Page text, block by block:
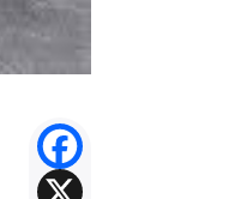
Facebook
X